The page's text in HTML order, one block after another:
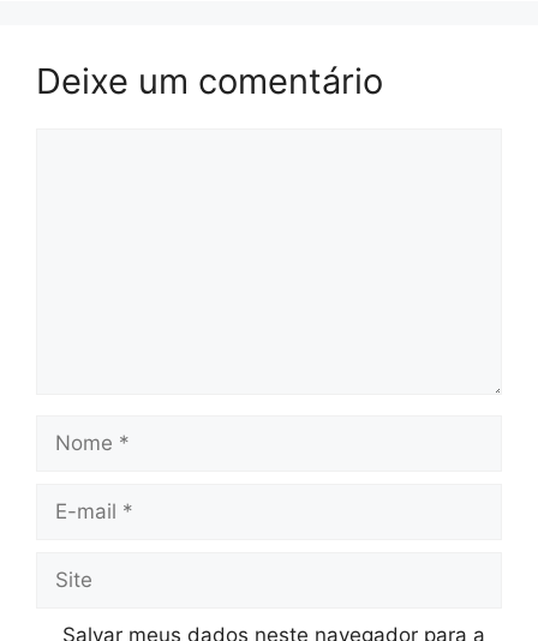
Deixe um comentário
Nome
Site
Salvar meus dados neste navegador para a